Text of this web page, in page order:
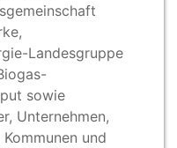
Landesgruppe
sowie
Unternehmen,
und